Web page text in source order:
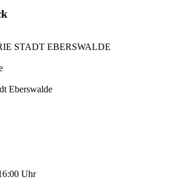
STADT EBERSWALDE
Eberswalde
Uhr